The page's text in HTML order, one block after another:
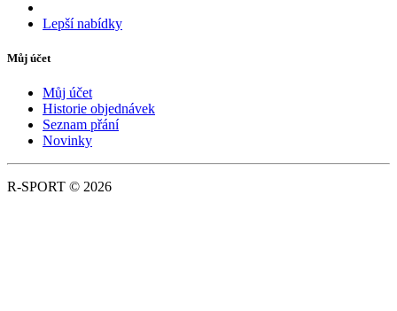
Lepší nabídky
Můj účet
Můj účet
Historie objednávek
Seznam přání
Novinky
R-SPORT © 2026